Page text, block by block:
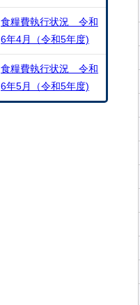
食糧費執行状況 令和
6年4月（令和5年度)
食糧費執行状況 令和
6年5月（令和5年度)